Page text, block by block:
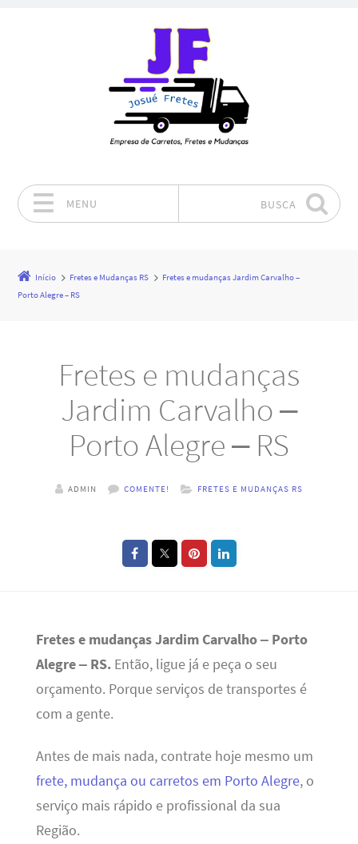
MENU BUSCA
Início Fretes e Mudanças RS
Fretes e mudanças Jardim Carvalho –
Porto Alegre – RS
Fretes e mudanças
Jardim Carvalho –
Porto Alegre – RS
ADMIN COMENTE! FRETES E MUDANÇAS RS
Fretes e mudanças Jardim Carvalho – Porto
Alegre – RS. Então, ligue já e peça o seu
orçamento. Porque serviços de transportes é
com a gente.
Antes de mais nada, contrate hoje mesmo um
frete, mudança ou carretos em Porto Alegre, o
serviço mais rápido e profissional da sua
Região.